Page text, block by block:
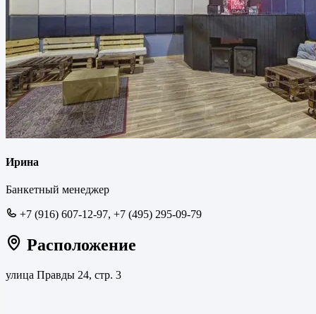
Ирина
Банкетный менеджер
+7 (916) 607-12-97, +7 (495) 295-09-79
Расположение
улица Правды 24, стр. 3